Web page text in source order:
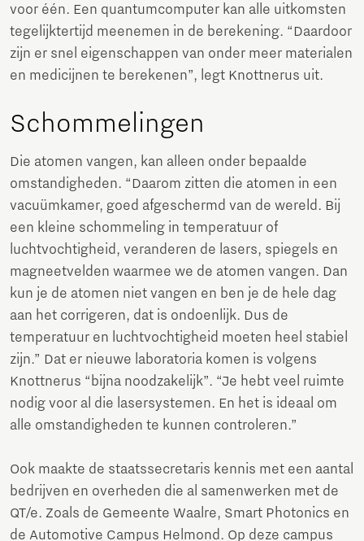
voor één. Een quantumcomputer kan alle uitkomsten
tegelijktertijd meenemen in de berekening. “Daardoor
zijn er snel eigenschappen van onder meer materialen
en medicijnen te berekenen”, legt Knottnerus uit.
Schommelingen
Die atomen vangen, kan alleen onder bepaalde
omstandigheden. “Daarom zitten die atomen in een
vacuümkamer, goed afgeschermd van de wereld. Bij
een kleine schommeling in temperatuur of
luchtvochtigheid, veranderen de lasers, spiegels en
magneetvelden waarmee we de atomen vangen. Dan
kun je de atomen niet vangen en ben je de hele dag
aan het corrigeren, dat is ondoenlijk. Dus de
temperatuur en luchtvochtigheid moeten heel stabiel
zijn.” Dat er nieuwe laboratoria komen is volgens
Knottnerus “bijna noodzakelijk”. “Je hebt veel ruimte
nodig voor al die lasersystemen. En het is ideaal om
alle omstandigheden te kunnen controleren.”
Ook maakte de staatssecretaris kennis met een aantal
bedrijven en overheden die al samenwerken met de
QT/e. Zoals de Gemeente Waalre, Smart Photonics en
de Automotive Campus Helmond. Op deze campus